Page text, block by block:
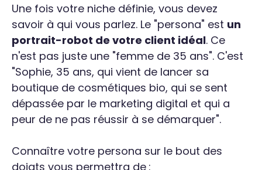
Une fois votre niche définie, vous devez
savoir à qui vous parlez. Le "persona" est un
portrait-robot de votre client idéal. Ce
n'est pas juste une "femme de 35 ans". C'est
"Sophie, 35 ans, qui vient de lancer sa
boutique de cosmétiques bio, qui se sent
dépassée par le marketing digital et qui a
peur de ne pas réussir à se démarquer".
Connaître votre persona sur le bout des
doigts vous permettra de :